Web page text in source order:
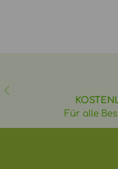
VORHERIGE
Für alle